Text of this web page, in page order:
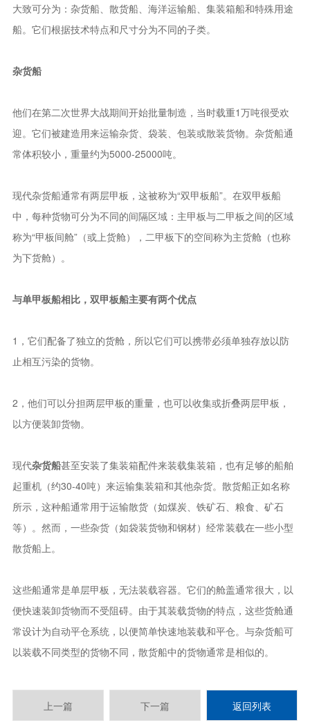
大致可分为：杂货船、散货船、海洋运输船、集装箱船和特殊用途
船。它们根据技术特点和尺寸分为不同的子类。
杂货船
他们在第二次世界大战期间开始批量制造，当时载重1万吨很受欢
迎。它们被建造用来运输杂货、袋装、包装或散装货物。杂货船通
常体积较小，重量约为5000-25000吨。
现代杂货船通常有两层甲板，这被称为“双甲板船”。在双甲板船
中，每种货物可分为不同的间隔区域：主甲板与二甲板之间的区域
称为“甲板间舱”（或上货舱），二甲板下的空间称为主货舱（也称
为下货舱）。
与单甲板船相比，双甲板船主要有两个优点
1，它们配备了独立的货舱，所以它们可以携带必须单独存放以防
止相互污染的货物。
2，他们可以分担两层甲板的重量，也可以收集或折叠两层甲板，
以方便装卸货物。
现代杂货船甚至安装了集装箱配件来装载集装箱，也有足够的船舶
起重机（约30-40吨）来运输集装箱和其他杂货。散货船正如名称
所示，这种船通常用于运输散货（如煤炭、铁矿石、粮食、矿石
等）。然而，一些杂货（如袋装货物和钢材）经常装载在一些小型
散货船上。
这些船通常是单层甲板，无法装载容器。它们的舱盖通常很大，以
便快速装卸货物而不受阻碍。由于其装载货物的特点，这些货舱通
常设计为自动平仓系统，以便简单快速地装载和平仓。与杂货船可
以装载不同类型的货物不同，散货船中的货物通常是相似的。
上一篇 下一篇 返回列表